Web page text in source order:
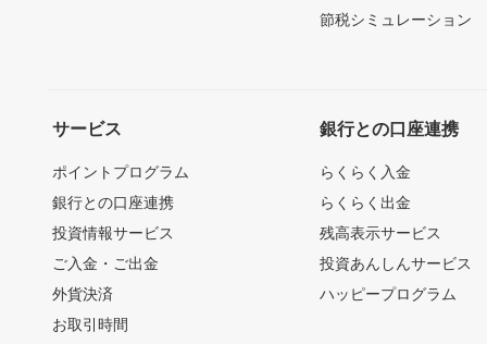
節税シミュレーション
サービス
ポイントプログラム
銀行との口座連携
投資情報サービス
ご入金・ご出金
外貨決済
お取引時間
銀行との口座連携
らくらく入金
らくらく出金
残高表示サービス
投資あんしんサービス
ハッピープログラム